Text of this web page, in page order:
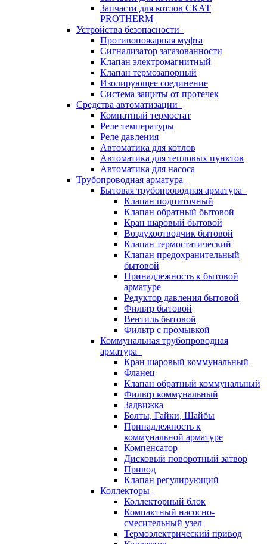
Запчасти для котлов СКАТ
PROTHERM
Устройства безопасности
Противопожарная муфта
Сигнализатор загазованности
Клапан электромагнитный
Клапан термозапорный
Изолирующее соединение
Система защиты от протечек
Средства автоматизации
Комнатный термостат
Реле температуры
Реле давления
Автоматика для котлов
Автоматика для тепловых пунктов
Автоматика для насоса
Трубопроводная арматура
Бытовая трубопроводная арматура
Клапан подпиточный
Клапан обратный бытовой
Кран шаровый бытовой
Воздухоотводчик бытовой
Клапан термостатический
Клапан предохранительный
бытовой
Принадлежность к бытовой
арматуре
Редуктор давления бытовой
Фильтр бытовой
Вентиль бытовой
Фильтр с промывкой
Коммунальная трубопроводная
арматура
Кран шаровый коммунальный
Фланец
Клапан обратный коммунальный
Фильтр коммунальный
Задвижка
Болты, Гайки, Шайбы
Принадлежность к
коммунальной арматуре
Компенсатор
Дисковый поворотный затвор
Привод
Клапан регулирующий
Коллекторы
Коллекторный блок
Компактный насосно-
смесительный узел
Термоэлектрический привод